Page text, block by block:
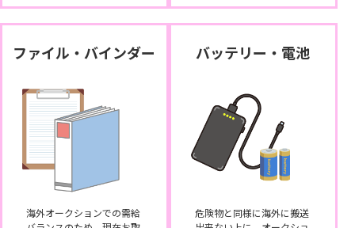
ファイル・バインダー
海外オークションでの需給
バッテリー・電池
危険物と同様に海外に搬送